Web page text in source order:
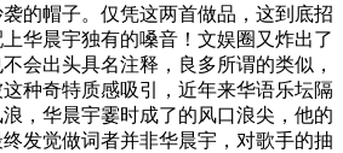
的帽子。仅凭这两首做品，这到底招
华晨宇独有的嗓音！文娱圈又炸出了
会出头具名注释，良多所谓的类似，
种奇特质感吸引，近年来华语乐坛隔
，华晨宇霎时成了的风口浪尖，他的
发觉做词者并非华晨宇，对歌手的抽